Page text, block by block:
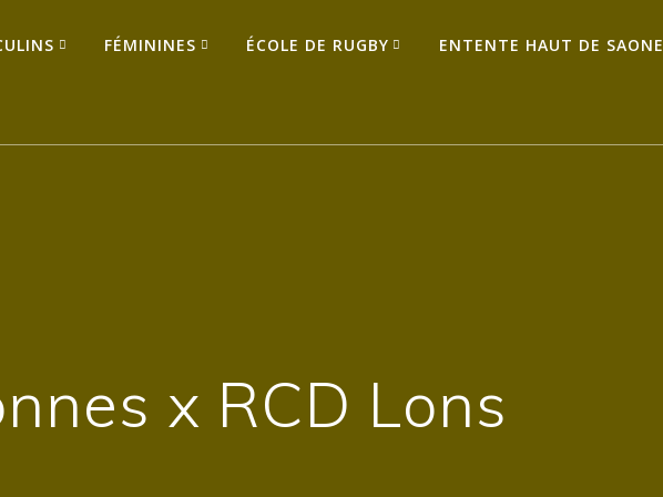
FÉMININES ÉCOLE DE RUGBY ENTENTE HAUT DE SAONE
x RCD Lons